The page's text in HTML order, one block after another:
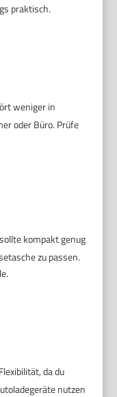
praktisch.
weniger in
oder Büro. Prüfe
kompakt genug
zu passen.
da du
nutzen